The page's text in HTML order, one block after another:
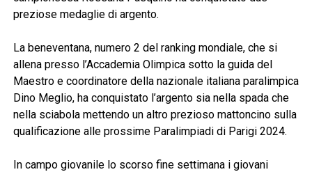
preziose medaglie di argento.
La beneventana, numero 2 del ranking mondiale, che si
allena presso l’Accademia Olimpica sotto la guida del
Maestro e coordinatore della nazionale italiana paralimpica
Dino Meglio, ha conquistato l’argento sia nella spada che
nella sciabola mettendo un altro prezioso mattoncino sulla
qualificazione alle prossime Paralimpiadi di Parigi 2024.
In campo giovanile lo scorso fine settimana i giovani